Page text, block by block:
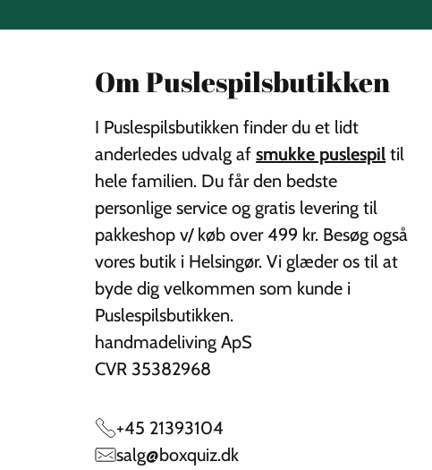
Om Puslespilsbutikken
I Puslespilsbutikken finder du et lidt
anderledes udvalg afsmukke puslespil til
hele familien. Du får den bedste
personlige service og gratis levering til
pakkeshop v/ køb over 499 kr. Besøg også
vores butik i Helsingør. Vi glæder os til at
byde dig velkommen som kunde i
Puslespilsbutikken.
handmadeliving ApS
CVR 35382968
+45 21393104
salg@boxquiz.dk